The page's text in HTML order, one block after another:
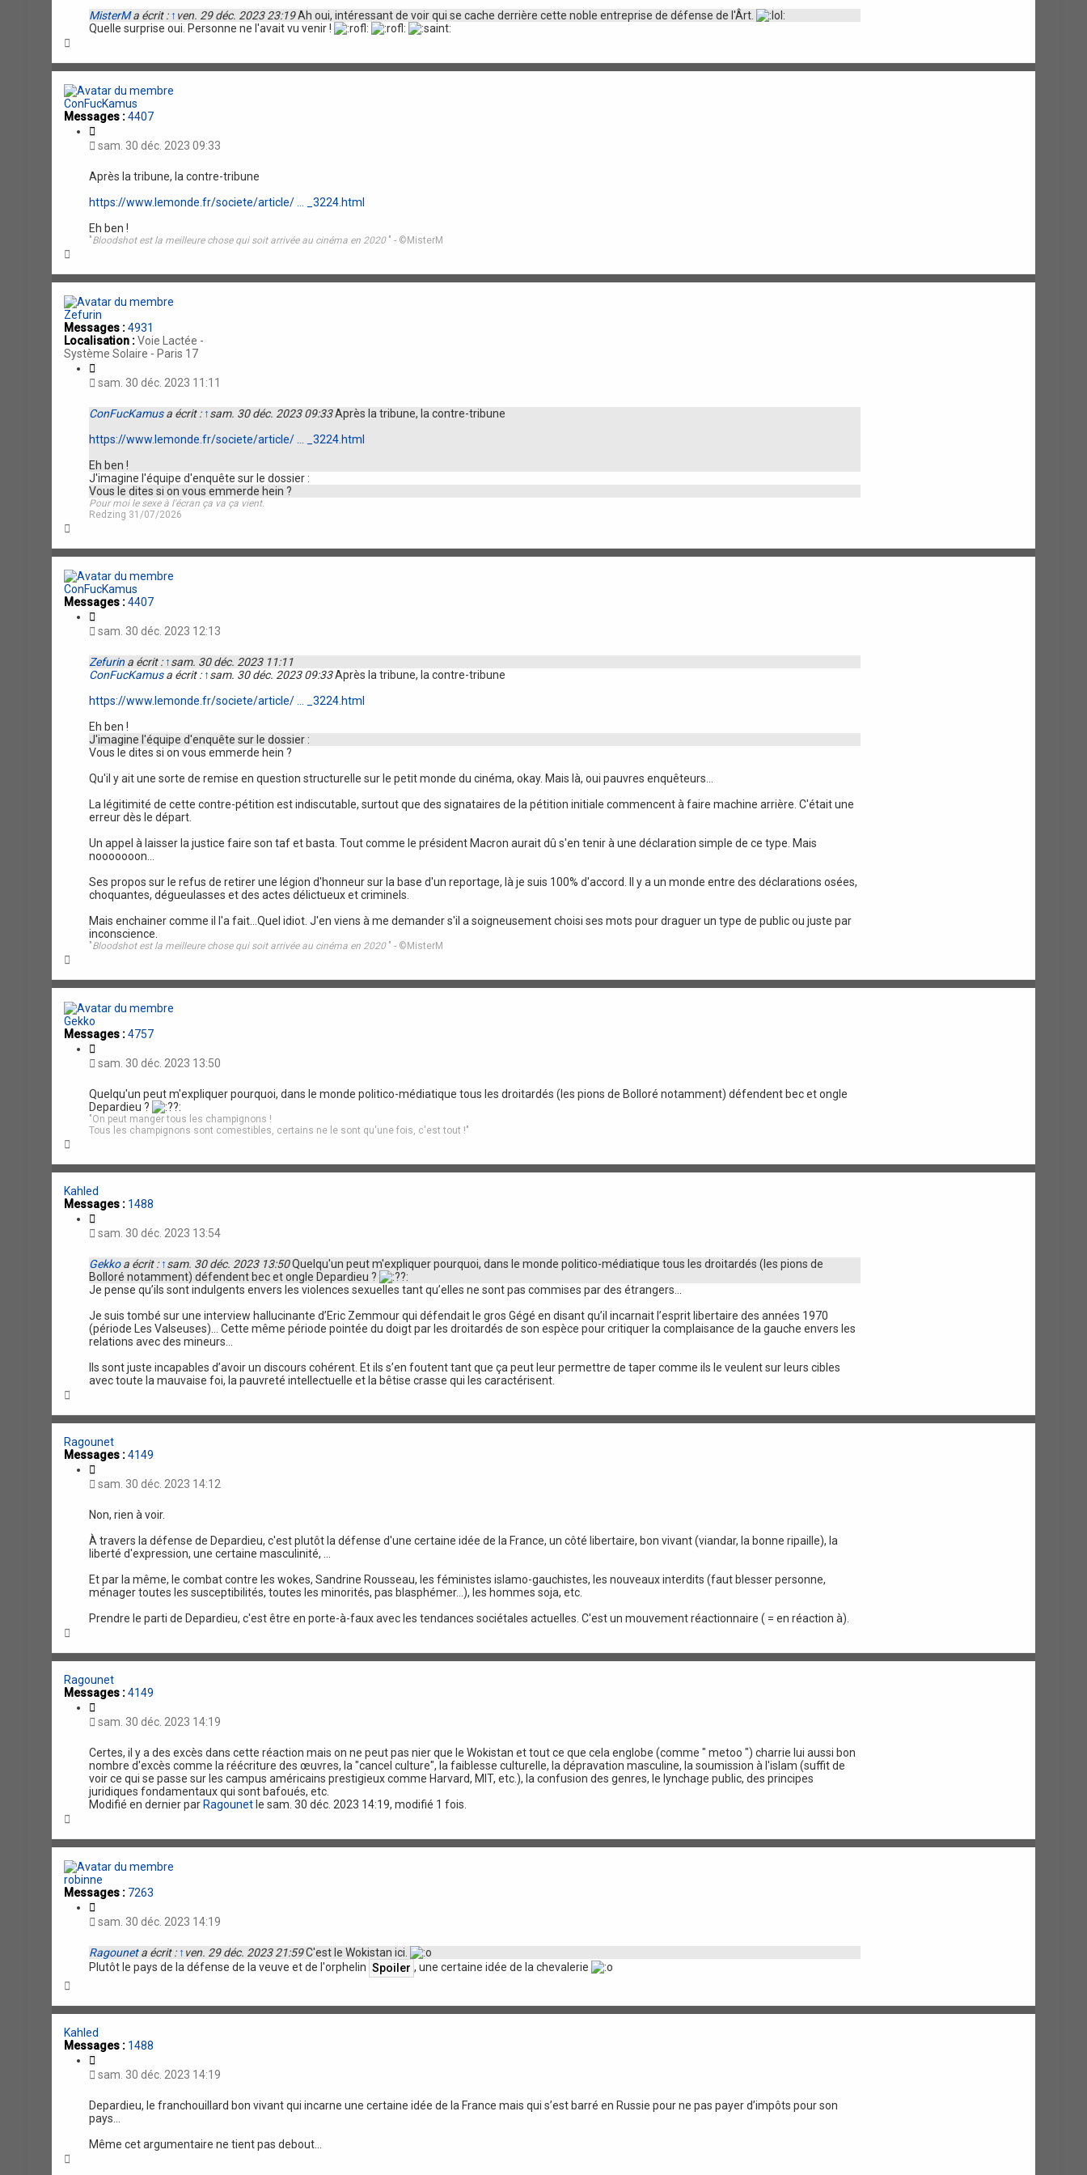
t
i
MisterMa écrit : ↑ ven. 29 déc. 2023 23:19Ah oui, intéressant de voir qui se cache derrière cette noble entreprise de défense de l'Ârt.
Quelle surprise oui. Personne ne l'avait vu venir !
H
u
ConFucKamus
Messages : 4407
C
i
t
t
o
sam. 30 déc. 2023 09:33
Après la tribune, la contre-tribune
https://www.lemonde.fr/societe/article/ ... _3224.html
Eh ben !
"Bloodshot est la meilleure chose qui soit arrivée au cinéma en 2020 " - ©MisterM
H
u
Zefurin
Messages : 4931
Localisation :Voie Lactée -
Système Solaire - Paris 17
C
i
t
t
o
sam. 30 déc. 2023 11:11
ConFucKamusa écrit : ↑sam. 30 déc. 2023 09:33Après la tribune, la contre-tribune
https://www.lemonde.fr/societe/article/ ... _3224.html
Eh ben !
J'imagine l'équipe d'enquête sur le dossier :
Vous le dites si on vous emmerde hein ?
Pour moi le sexe à l'écran ça va ça vient.
Redzing 31/07/2026
H
u
ConFucKamus
Messages : 4407
C
i
t
t
i
n
sam. 30 déc. 2023 12:13
Zefurina écrit : ↑sam. 30 déc. 2023 11:11
ConFucKamusa écrit : ↑sam. 30 déc. 2023 09:33Après la tribune, la contre-tribune
https://www.lemonde.fr/societe/article/ ... _3224.html
Eh ben !
J'imagine l'équipe d'enquête sur le dossier :
Vous le dites si on vous emmerde hein ?
Qu'il y ait une sorte de remise en question structurelle sur le petit monde du cinéma, okay. Mais là, oui pauvres enquêteurs...
La légitimité de cette contre-pétition est indiscutable, surtout que des signataires de la pétition initiale commencent à faire machine arrière. C'était une
erreur dès le départ.
Un appel à laisser la justice faire son taf et basta. Tout comme le président Macron aurait dû s'en tenir à une déclaration simple de ce type. Mais
nooooooon...
Ses propos sur le refus de retirer une légion d'honneur sur la base d'un reportage, là je suis 100% d'accord. Il y a un monde entre des déclarations osées,
choquantes, dégueulasses et des actes délictueux et criminels.
Mais enchainer comme il l'a fait...Quel idiot. J'en viens à me demander s'il a soigneusement choisi ses mots pour draguer un type de public ou juste par
inconscience.
"Bloodshot est la meilleure chose qui soit arrivée au cinéma en 2020 " - ©MisterM
H
u
Gekko
Messages : 4757
C
i
t
t
i
o
n
sam. 30 déc. 2023 13:50
Quelqu'un peut m'expliquer pourquoi, dans le monde politico-médiatique tous les droitardés (les pions de Bolloré notamment) défendent bec et ongle
Depardieu ?
"On peut manger tous les champignons !
Tous les champignons sont comestibles, certains ne le sont qu'une fois, c'est tout !"
H
u
Kahled
Messages : 1488
C
i
t
t
i
o
sam. 30 déc. 2023 13:54
Gekkoa écrit : ↑sam. 30 déc. 2023 13:50Quelqu'un peut m'expliquer pourquoi, dans le monde politico-médiatique tous les droitardés (les pions de
Bolloré notamment) défendent bec et ongle Depardieu ?
Je pense qu’ils sont indulgents envers les violences sexuelles tant qu’elles ne sont pas commises par des étrangers…
Je suis tombé sur une interview hallucinante d’Eric Zemmour qui défendait le gros Gégé en disant qu’il incarnait l’esprit libertaire des années 1970
(période Les Valseuses)… Cette même période pointée du doigt par les droitardés de son espèce pour critiquer la complaisance de la gauche envers les
relations avec des mineurs…
Ils sont juste incapables d’avoir un discours cohérent. Et ils s’en foutent tant que ça peut leur permettre de taper comme ils le veulent sur leurs cibles
avec toute la mauvaise foi, la pauvreté intellectuelle et la bêtise crasse qui les caractérisent.
H
u
Ragounet
Messages : 4149
C
i
t
t
o
n
sam. 30 déc. 2023 14:12
Non, rien à voir.
À travers la défense de Depardieu, c'est plutôt la défense d'une certaine idée de la France, un côté libertaire, bon vivant (viandar, la bonne ripaille), la
liberté d'expression, une certaine masculinité, ...
Et par la même, le combat contre les wokes, Sandrine Rousseau, les féministes islamo-gauchistes, les nouveaux interdits (faut blesser personne,
ménager toutes les susceptibilités, toutes les minorités, pas blasphémer...), les hommes soja, etc.
Prendre le parti de Depardieu, c'est être en porte-à-faux avec les tendances sociétales actuelles. C'est un mouvement réactionnaire ( = en réaction à).
H
u
Ragounet
Messages : 4149
C
i
t
t
i
o
n
sam. 30 déc. 2023 14:19
Certes, il y a des excès dans cette réaction mais on ne peut pas nier que le Wokistan et tout ce que cela englobe (comme " metoo ") charrie lui aussi bon
nombre d'excès comme la réécriture des œuvres, la "cancel culture", la faiblesse culturelle, la dépravation masculine, la soumission à l'islam (suffit de
voir ce qui se passe sur les campus américains prestigieux comme Harvard, MIT, etc.), la confusion des genres, le lynchage public, des principes
juridiques fondamentaux qui sont bafoués, etc.
Modifié en dernier par Ragounetle sam. 30 déc. 2023 14:19, modifié 1 fois.
H
u
robinne
Messages : 7263
C
i
t
t
i
sam. 30 déc. 2023 14:19
Ragouneta écrit : ↑ ven. 29 déc. 2023 21:59C'est le Wokistan ici.
Plutôt le pays de la défense de la veuve et de l'orphelin
, une certaine idée de la chevalerie
H
u
Kahled
Messages : 1488
C
i
t
t
i
n
sam. 30 déc. 2023 14:19
Depardieu, le franchouillard bon vivant qui incarne une certaine idée de la France mais qui s’est barré en Russie pour ne pas payer d’impôts pour son
pays…
Même cet argumentaire ne tient pas debout…
H